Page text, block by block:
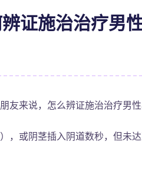
证施治治疗男
友来说，怎么辨证施治治疗男性
，或阴茎插入阴道数秒，但未